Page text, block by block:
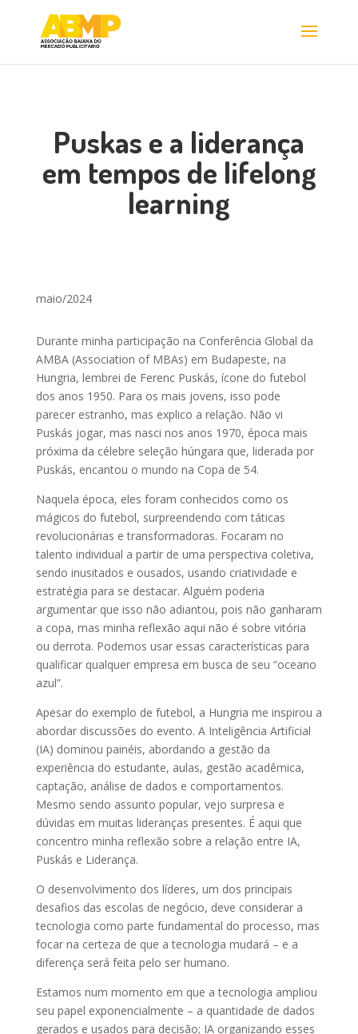
Puskas e a liderança
em tempos de lifelong
learning
maio/2024
Durante minha participação na Conferência Global da
AMBA (Association of MBAs) em Budapeste, na
Hungria, lembrei de Ferenc Puskás, ícone do futebol
dos anos 1950. Para os mais jovens, isso pode
parecer estranho, mas explico a relação. Não vi
Puskás jogar, mas nasci nos anos 1970, época mais
próxima da célebre seleção húngara que, liderada por
Puskás, encantou o mundo na Copa de 54.
Naquela época, eles foram conhecidos como os
mágicos do futebol, surpreendendo com táticas
revolucionárias e transformadoras. Focaram no
talento individual a partir de uma perspectiva coletiva,
sendo inusitados e ousados, usando criatividade e
estratégia para se destacar. Alguém poderia
argumentar que isso não adiantou, pois não ganharam
a copa, mas minha reflexão aqui não é sobre vitória
ou derrota. Podemos usar essas características para
qualificar qualquer empresa em busca de seu “oceano
azul”.
Apesar do exemplo de futebol, a Hungria me inspirou a
abordar discussões do evento. A Inteligência Artificial
(IA) dominou painéis, abordando a gestão da
experiência do estudante, aulas, gestão acadêmica,
captação, análise de dados e comportamentos.
Mesmo sendo assunto popular, vejo surpresa e
dúvidas em muitas lideranças presentes. É aqui que
concentro minha reflexão sobre a relação entre IA,
Puskás e Liderança.
O desenvolvimento dos líderes, um dos principais
desafios das escolas de negócio, deve considerar a
tecnologia como parte fundamental do processo, mas
focar na certeza de que a tecnologia mudará – e a
diferença será feita pelo ser humano.
Estamos num momento em que a tecnologia ampliou
seu papel exponencialmente – a quantidade de dados
gerados e usados para decisão; IA organizando esses